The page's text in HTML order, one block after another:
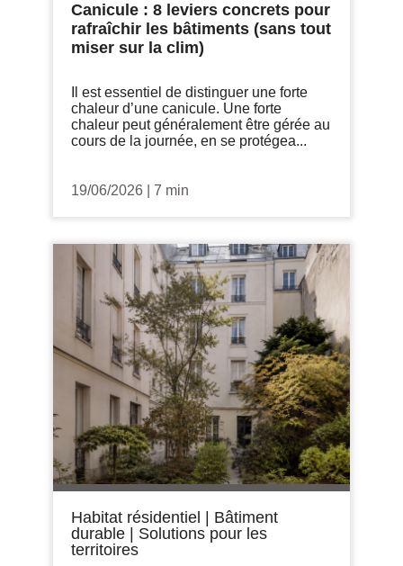
Canicule : 8 leviers concrets pour
rafraîchir les bâtiments (sans tout
miser sur la clim)
Il est essentiel de distinguer une forte
chaleur d’une canicule. Une forte
chaleur peut généralement être gérée au
cours de la journée, en se protégea...
19/06/2026 7 min
Habitat résidentiel
Bâtiment
durable
Solutions pour les
territoires